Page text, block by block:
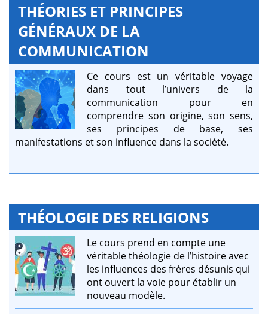
THÉORIES ET PRINCIPES
GÉNÉRAUX DE LA
COMMUNICATION
Ce cours est un véritable voyage
dans tout l’univers de la
communication pour en
comprendre son origine, son sens,
ses principes de base, ses
manifestations et son influence dans la société.
THÉOLOGIE DES RELIGIONS
Le cours prend en compte une
véritable théologie de l’histoire avec
les influences des frères désunis qui
ont ouvert la voie pour établir un
nouveau modèle.